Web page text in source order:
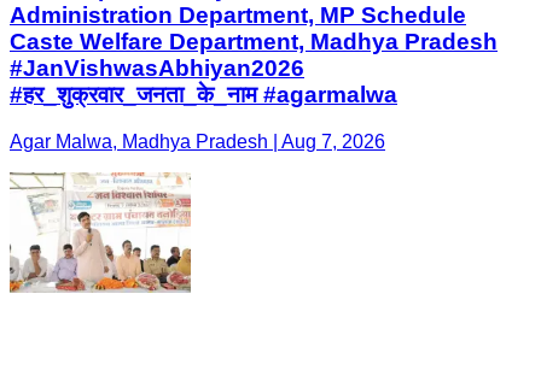
Administration Department, MP Schedule
Caste Welfare Department, Madhya Pradesh
#JanVishwasAbhiyan2026
#हर_शुक्रवार_जनता_के_नाम #agarmalwa
Agar Malwa, Madhya Pradesh | Aug 7, 2026